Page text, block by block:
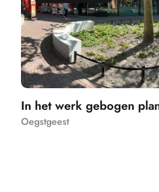
In het werk gebogen
Oegstgeest